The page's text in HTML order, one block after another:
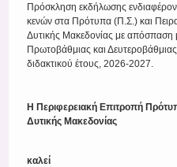
Πρόσκληση εκδήλωσης
κενών στα Πρότυπα (Π.Σ.) και
Δυτικής Μακεδονίας με απόσπαση
Πρωτοβάθμιας και
διδακτικού έτους, 2026-2027.
Η Περιφερειακή Επιτροπή
Δυτικής Μακεδονίας
καλεί